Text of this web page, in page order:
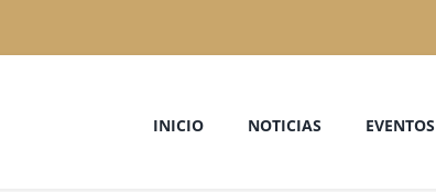
INICIO NOTICIAS EVENTOS